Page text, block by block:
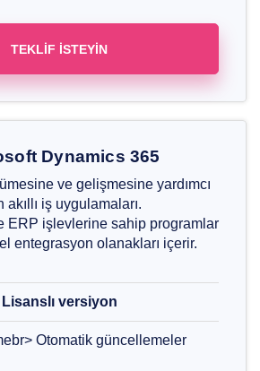
TEKLIF İSTEYIN
Dynamics 365
ve gelişmesine yardımcı
akıllı iş uygulamaları.
ERP işlevlerine sahip programlar
entegrasyon olanakları içerir.
Lisanslı versiyon
Otomatik güncellemeler